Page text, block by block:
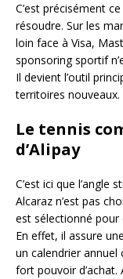
C’est précisément
résoudre. Sur les
loin face à Visa,
sponsoring sportif
Il devient l’outil
territoires nouveaux.
Le tennis
d’Alipay
C’est ici que l’angle
Alcaraz n’est pas
est sélectionné pour
En effet, il assure
un calendrier annuel
fort pouvoir d’achat.